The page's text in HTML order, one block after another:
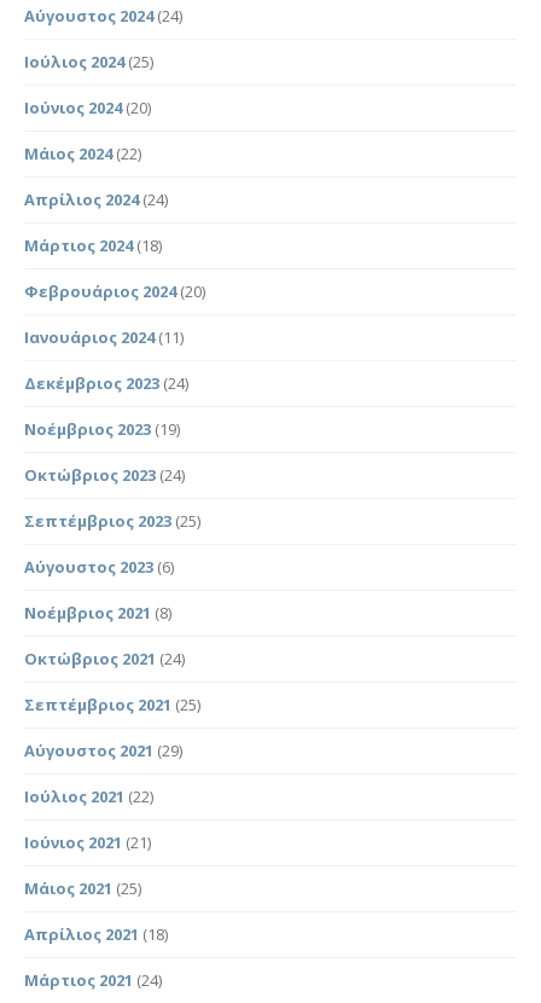
Αύγουστος 2024(24)
Ιούλιος 2024(25)
Ιούνιος 2024(20)
Μάιος 2024(22)
Απρίλιος 2024(24)
Μάρτιος 2024(18)
Φεβρουάριος 2024(20)
Ιανουάριος 2024(11)
Δεκέμβριος 2023 (24)
Νοέμβριος 2023 (19)
Οκτώβριος 2023 (24)
Σεπτέμβριος 2023 (25)
Αύγουστος 2023 (6)
Νοέμβριος 2021 (8)
Οκτώβριος 2021 (24)
Σεπτέμβριος 2021 (25)
Αύγουστος 2021 (29)
Ιούλιος 2021 (22)
Ιούνιος 2021 (21)
Μάιος 2021 (25)
Απρίλιος 2021 (18)
Μάρτιος 2021 (24)